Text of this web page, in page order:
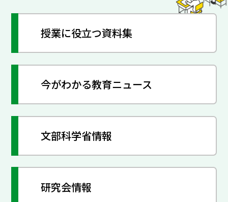
授業に役立つ資料集
今がわかる教育ニュース
文部科学省情報
研究会情報